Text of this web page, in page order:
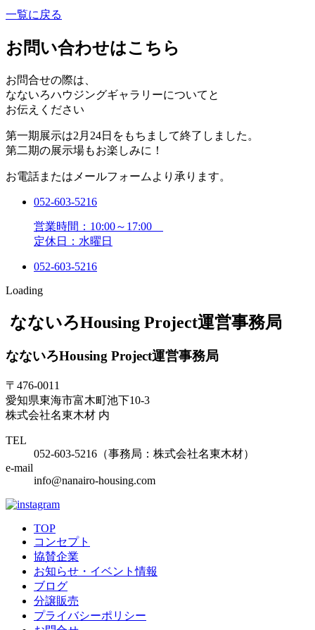
一覧に戻る
お問い合わせはこちら
お問合せの際は、
なないろハウジングギャラリーについてと
お伝えください
第一期展示は2月24日をもちまして終了しました。
第二期の展示場もお楽しみに！
お電話またはメールフォームより承ります。
052-603-5216
営業時間：10:00～17:00
定休日：水曜日
052-603-5216
Loading
なないろHousing Project運営事務局
なないろHousing Project運営事務局
〒476-0011
愛知県東海市富木町池下10-3
株式会社名東木材 内
TEL
052-603-5216 （事務局：株式会社名東木材）
e-mail
info@nanairo-housing.com
TOP
コンセプト
協賛企業
お知らせ・イベント情報
ブログ
分譲販売
プライバシーポリシー